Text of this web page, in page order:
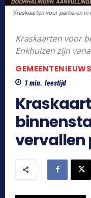
Kraskaarten voor parkeren in
Kraskaarten voor
Enkhuizen zijn
GEMEENTENIEUWS
1 min. leestijd
vervallen